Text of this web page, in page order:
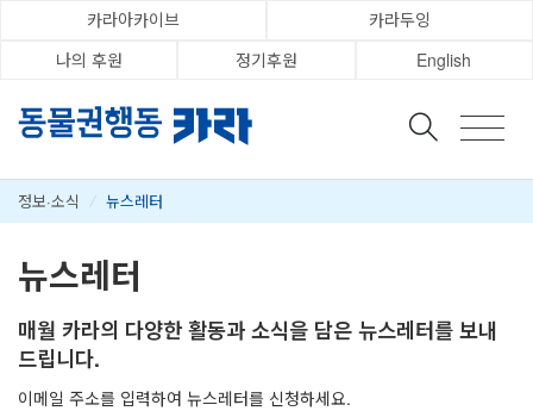
카라아카이브
카라두잉
나의 후원
정기후원 English
정보·소식 / 뉴스레터
뉴스레터
매월 카라의 다양한 활동과 소식을 담은 뉴스레터를 보내
드립니다.
이메일 주소를 입력하여 뉴스레터를 신청하세요.